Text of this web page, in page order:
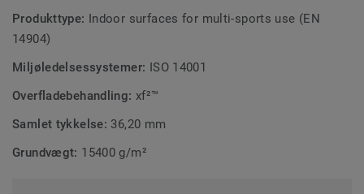
Produkttype: Indoor surfaces for multi-sports use (EN
14904)
Miljøledelsessystemer: ISO 14001
Overfladebehandling: xf²™
Samlet tykkelse: 36,20 mm
Grundvægt: 15400 g/m²